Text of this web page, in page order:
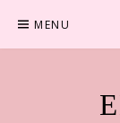
content
MENU